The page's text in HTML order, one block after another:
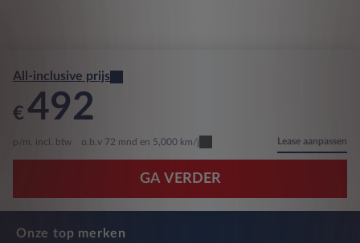
All-inclusive prijs
€ 492
p/m. incl. btw o.b.v 72 mnd en 5,000 km/j Lease aanpassen
GA VERDER
Onze top merken